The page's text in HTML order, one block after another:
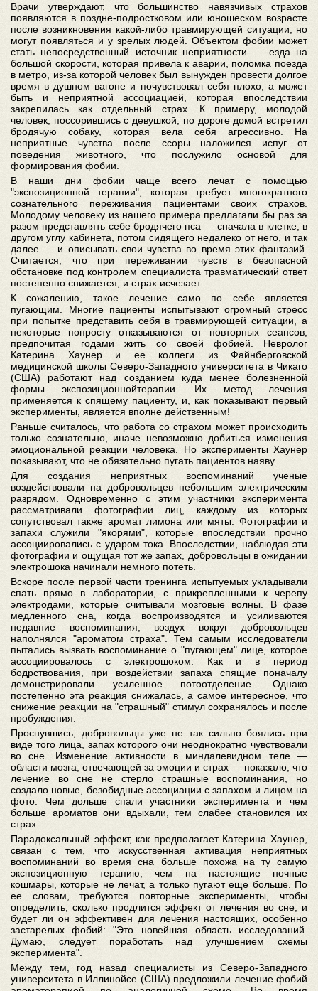
Врачи утверждают, что большинство навязчивых страхов
появляются в поздне-подростковом или юношеском возрасте
после возникновения какой-либо травмирующей ситуации, но
могут появляться и у зрелых людей. Объектом фобии может
стать непосредственный источник неприятности — езда на
большой скорости, которая привела к аварии, поломка поезда
в метро, из-за которой человек был вынужден провести долгое
время в душном вагоне и почувствовал себя плохо; а может
быть и неприятной ассоциацией, которая впоследствии
закрепилась как отдельный страх. К примеру, молодой
человек, поссорившись с девушкой, по дороге домой встретил
бродячую собаку, которая вела себя агрессивно. На
неприятные чувства после ссоры наложился испуг от
поведения животного, что послужило основой для
формирования фобии.
В наши дни фобии чаще всего лечат с помощью
"экспозиционной терапии", которая требует многократного
сознательного переживания пациентами своих страхов.
Молодому человеку из нашего примера предлагали бы раз за
разом представлять себе бродячего пса — сначала в клетке, в
другом углу кабинета, потом сидящего недалеко от него, и так
далее — и описывать свои чувства во время этих фантазий.
Считается, что при переживании чувств в безопасной
обстановке под контролем специалиста травматический ответ
постепенно снижается, и страх исчезает.
К сожалению, такое лечение само по себе является
пугающим. Многие пациенты испытывают огромный стресс
при попытке представить себя в травмирующей ситуации, а
некоторые попросту отказываются от повторных сеансов,
предпочитая годами жить со своей фобией. Невролог
Катерина Хаунер и ее коллеги из Файнберговской
медицинской школы Северо-Западного университета в Чикаго
(США) работают над созданием куда менее болезненной
формы экспозиционнойтерапии. Их метод лечения
применяется к спящему пациенту, и, как показывают первый
эксперименты, является вполне действенным!
Раньше считалось, что работа со страхом может происходить
только сознательно, иначе невозможно добиться изменения
эмоциональной реакции человека. Но эксперименты Хаунер
показывают, что не обязательно пугать пациентов наяву.
Для создания неприятных воспоминаний ученые
воздействовали на добровольцев небольшим электрическим
разрядом. Одновременно с этим участники эксперимента
рассматривали фотографии лиц, каждому из которых
сопутствовал также аромат лимона или мяты. Фотографии и
запахи служили "якорями", которые впоследствии прочно
ассоциировались с ударом тока. Впоследствии, наблюдая эти
фотографии и ощущая тот же запах, добровольцы в ожидании
электрошока начинали немного потеть.
Вскоре после первой части тренинга испытуемых укладывали
спать прямо в лаборатории, с прикрепленными к черепу
электродами, которые считывали мозговые волны. В фазе
медленного сна, когда воспроизводятся и усиливаются
недавние воспоминания, воздух вокруг добровольцев
наполнялся "ароматом страха". Тем самым исследователи
пытались вызвать воспоминание о "пугающем" лице, которое
ассоциировалось с электрошоком. Как и в период
бодрствования, при воздействии запаха спящие поначалу
демонстрировали усиленное потоотделение. Однако
постепенно эта реакция снижалась, а самое интересное, что
снижение реакции на "страшный" стимул сохранялось и после
пробуждения.
Проснувшись, добровольцы уже не так сильно боялись при
виде того лица, запах которого они неоднократно чувствовали
во сне. Изменение активности в миндалевидном теле —
области мозга, отвечающей за эмоции и страх — показало, что
лечение во сне не стерло страшные воспоминания, но
создало новые, безобидные ассоциации с запахом и лицом на
фото. Чем дольше спали участники эксперимента и чем
больше ароматов они вдыхали, тем слабее становился их
страх.
Парадоксальный эффект, как предполагает Катерина Хаунер,
связан с тем, что искусственная активация неприятных
воспоминаний во время сна больше похожа на ту самую
экспозиционную терапию, чем на настоящие ночные
кошмары, которые не лечат, а только пугают еще больше. По
ее словам, требуются повторные эксперименты, чтобы
определить, сколько продлится эффект от лечения во сне, и
будет ли он эффективен для лечения настоящих, особенно
застарелых фобий: "Это новейшая область исследований.
Думаю, следует поработать над улучшением схемы
эксперимента".
Между тем, год назад специалисты из Северо-Западного
университета в Иллинойсе (США) предложили лечение фобий